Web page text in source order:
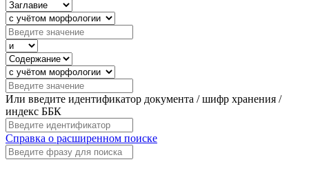
Или введите идентификатор документа / шифр хранения /
индекс ББК
Справка о расширенном поиске